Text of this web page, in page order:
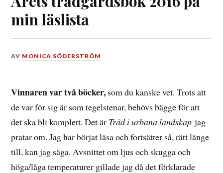
min läslista
DEN
2017
AV MONICA SÖDERSTRÖM
Vinnaren var två böcker, som du kanske vet. Trots att
de var för sig är som tegelstenar, behövs bägge för att
det ska bli komplett. Det är Träd i urbana landskap jag
pratar om. Jag har börjat läsa och fortsätter så, rätt länge
till, kan jag säga. Avsnittet om ljus och skugga och
höga/låga temperaturer gillade jag då det förklarade